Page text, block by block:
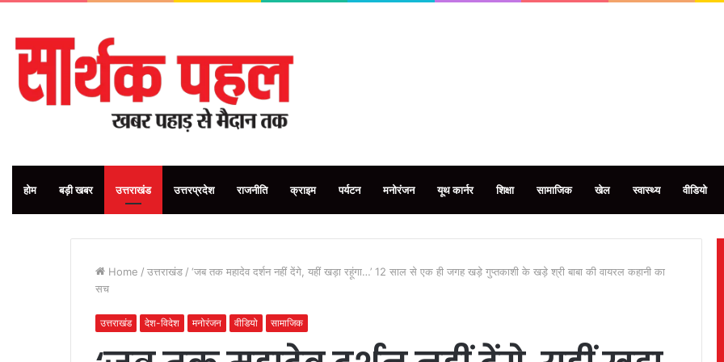
होम बड़ी खबर उत्तराखंड उत्तरप्रदेश राजनीति क्राइम पर्यटन मनोरंजन यूथ कार्नर शिक्षा सामाजिक खेल स्वास्थ्य वीडियो
Home / उत्तराखंड / ‘जब तक महादेव दर्शन नहीं देंगे, यहीं खड़ा रहूंगा…’ 12 साल से एक ही जगह खड़े गुप्तकाशी के खड़े श्री बाबा की वायरल कहानी का
सच
उत्तराखंड देश-विदेश मनोरंजन वीडियो सामाजिक